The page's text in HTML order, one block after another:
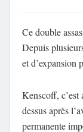
Ce double
Depuis
et d’expansion
Kenscoff, c’est
dessus après
permanente